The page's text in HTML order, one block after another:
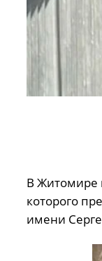
В Житомире
которого
имени